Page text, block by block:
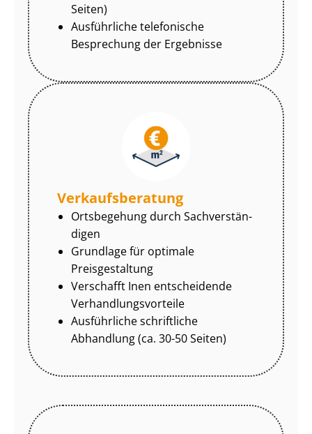
Seiten)
Ausführliche telefonische
Besprechung der Ergebnisse
Ver­kaufs­be­ra­tung
Ortsbegehung durch Sach­ver­stän­
di­gen
Grundlage für optimale
Preisgestaltung
Verschafft Inen entscheidende
Ver­hand­lungs­vor­tei­le
Ausführliche schriftliche
Abhandlung (ca. 30-50 Seiten)